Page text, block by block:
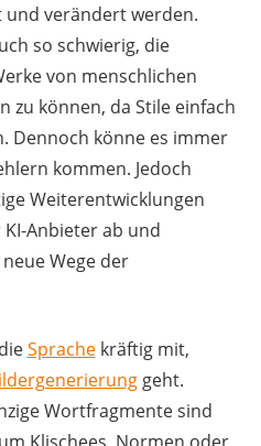
und verändert werden.
so schwierig, die
von menschlichen
zu können, da Stile einfach
Dennoch könne es immer
kommen. Jedoch
Weiterentwicklungen
Anbieter ab und
Wege der
Sprachekräftig mit,
geht.
Wortfragmente sind